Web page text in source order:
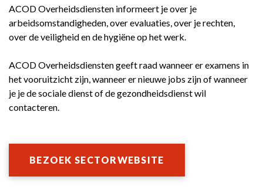
ACOD Overheidsdiensten informeert je over je
arbeidsomstandigheden, over evaluaties, over je rechten,
over de veiligheid en de hygiëne op het werk.
ACOD Overheidsdiensten geeft raad wanneer er examens in
het vooruitzicht zijn, wanneer er nieuwe jobs zijn of wanneer
je je de sociale dienst of de gezondheidsdienst wil
contacteren.
BEZOEK SECTORWEBSITE